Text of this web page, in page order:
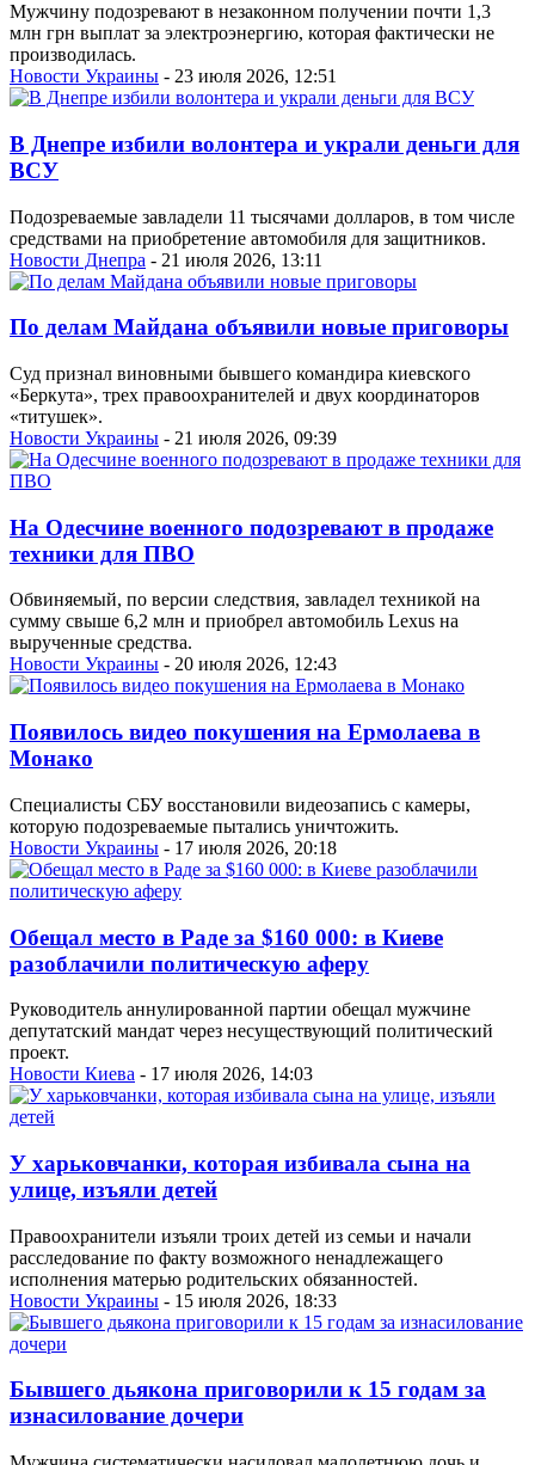
Мужчину подозревают в незаконном получении почти 1,3
млн грн выплат за электроэнергию, которая фактически не
производилась.
Новости Украины - 23 июля 2026, 12:51
В Днепре избили волонтера и украли деньги для
ВСУ
Подозреваемые завладели 11 тысячами долларов, в том числе
средствами на приобретение автомобиля для защитников.
Новости Днепра - 21 июля 2026, 13:11
По делам Майдана объявили новые приговоры
Суд признал виновными бывшего командира киевского
«Беркута», трех правоохранителей и двух координаторов
«титушек».
Новости Украины - 21 июля 2026, 09:39
На Одесчине военного подозревают в продаже
техники для ПВО
Обвиняемый, по версии следствия, завладел техникой на
сумму свыше 6,2 млн и приобрел автомобиль Lexus на
вырученные средства.
Новости Украины - 20 июля 2026, 12:43
Появилось видео покушения на Ермолаева в
Монако
Специалисты СБУ восстановили видеозапись с камеры,
которую подозреваемые пытались уничтожить.
Новости Украины - 17 июля 2026, 20:18
Обещал место в Раде за $160 000: в Киеве
разоблачили политическую аферу
Руководитель аннулированной партии обещал мужчине
депутатский мандат через несуществующий политический
проект.
Новости Киева - 17 июля 2026, 14:03
У харьковчанки, которая избивала сына на
улице, изъяли детей
Правоохранители изъяли троих детей из семьи и начали
расследование по факту возможного ненадлежащего
исполнения матерью родительских обязанностей.
Новости Украины - 15 июля 2026, 18:33
Бывшего дьякона приговорили к 15 годам за
изнасилование дочери